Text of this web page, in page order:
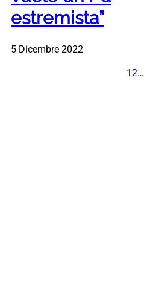
estremista”
5 Dicembre 2022
1 2…